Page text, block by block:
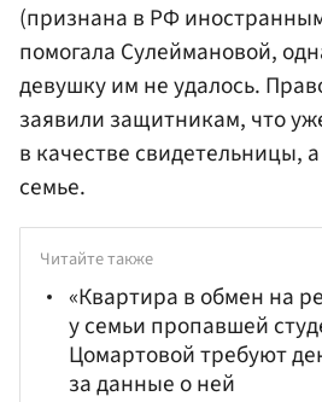
(признана в РФ
помогала Сулеймановой,
девушку им не удалось.
заявили защитникам, что
в качестве свидетельницы,
семье.
Читайте также
«Квартира в обмен на
у семьи пропавшей
Цомартовой требуют
за данные о ней